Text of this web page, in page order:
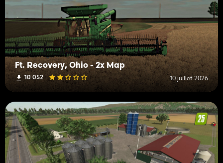
Ft. Recovery, Ohio - 2x Map
10 052 10 juillet 2026